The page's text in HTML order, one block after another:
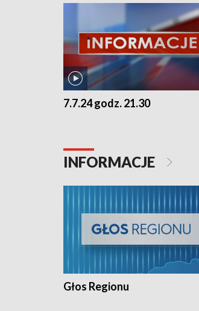
7.7.24 godz. 21.30
INFORMACJE
Głos Regionu